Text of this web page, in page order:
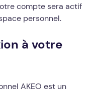
compte sera actif
personnel.
à votre
AKEO est un